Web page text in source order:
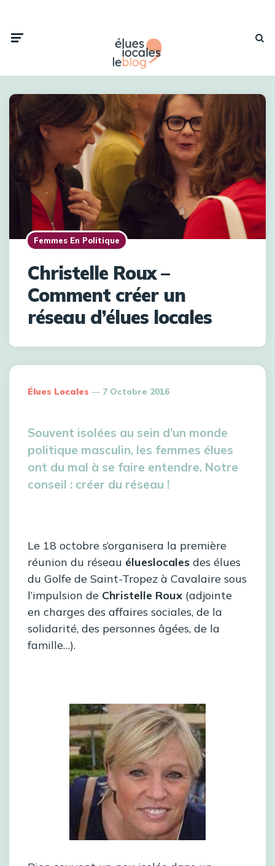
Femmes En Politique
Christelle Roux –
Comment créer un
réseau d’élues locales
Élues Locales 7 Octobre 2016
Souvent isolées au sein d’un monde
politique masculin, les femmes élues
ont du mal à se faire entendre. Notre
conseil : créer du réseau !
Le 18 octobre s’organisera la première
réunion du réseau élueslocales des élues
du Golfe de Saint-Tropez à Cavalaire sous
l’impulsion de Christelle Roux (adjointe
en charges des affaires sociales, de la
solidarité, des personnes âgées, de la
famille…).